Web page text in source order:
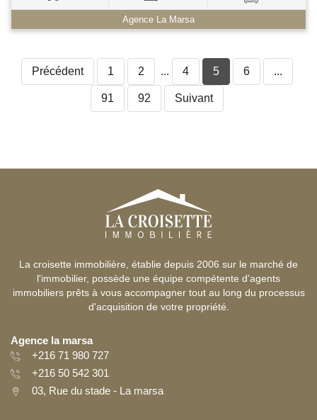
Agence La Marsa
Précédent 1 2 ... 4 5 6 ...
91 92 Suivant
La croisette immobilière, établie depuis 2006 sur le marché de
l'immobilier, possède une équipe compétente d'agents
immobiliers prêts à vous accompagner tout au long du processus
d'acquisition de votre propriété.
Agence la marsa
+216 71 980 727
+216 50 542 301
03, Rue du stade - La marsa